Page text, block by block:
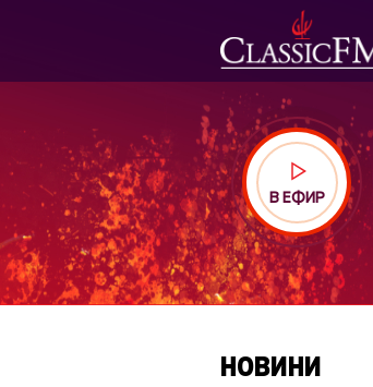
В ЕФИР
НОВИНИ